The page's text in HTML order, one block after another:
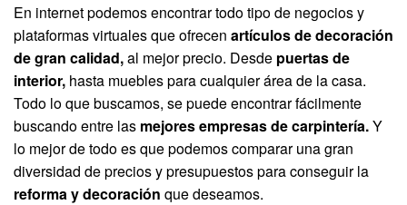
En internet podemos encontrar todo tipo de negocios y
plataformas virtuales que ofrecen artículos de decoración
de gran calidad,al mejor precio. Desde puertas de
interior, hasta muebles para cualquier área de la casa.
Todo lo que buscamos, se puede encontrar fácilmente
buscando entre las mejores empresas de carpintería.Y
lo mejor de todo es que podemos comparar una gran
diversidad de precios y presupuestos para conseguir la
reforma y decoración que deseamos.